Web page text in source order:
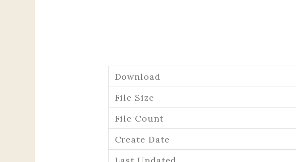
Download
File Size
File Count
Create Date